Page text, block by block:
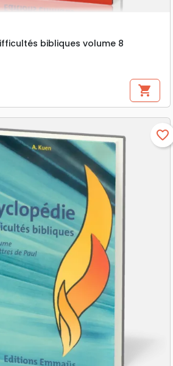
bibliques volume 8
shopping_cart
favorite_border